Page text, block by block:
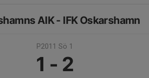
AIK - IFK Oskarshamn
P2011 Sö 1
1 - 2